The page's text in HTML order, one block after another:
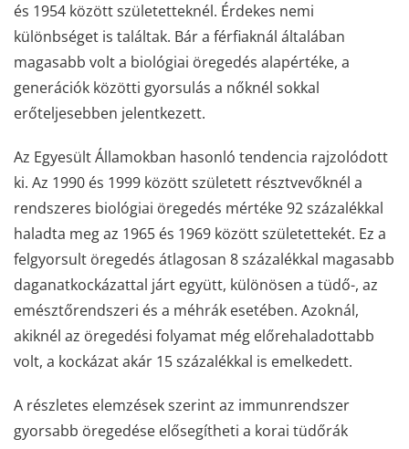
és 1954 között születetteknél. Érdekes nemi
különbséget is találtak. Bár a férfiaknál általában
magasabb volt a biológiai öregedés alapértéke, a
generációk közötti gyorsulás a nőknél sokkal
erőteljesebben jelentkezett.
Az Egyesült Államokban hasonló tendencia rajzolódott
ki. Az 1990 és 1999 között született résztvevőknél a
rendszeres biológiai öregedés mértéke 92 százalékkal
haladta meg az 1965 és 1969 között születettekét. Ez a
felgyorsult öregedés átlagosan 8 százalékkal magasabb
daganatkockázattal járt együtt, különösen a tüdő-, az
emésztőrendszeri és a méhrák esetében. Azoknál,
akiknél az öregedési folyamat még előrehaladottabb
volt, a kockázat akár 15 százalékkal is emelkedett.
A részletes elemzések szerint az immunrendszer
gyorsabb öregedése elősegítheti a korai tüdőrák